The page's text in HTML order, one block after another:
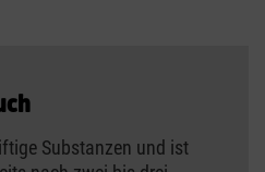
Substanzen und ist